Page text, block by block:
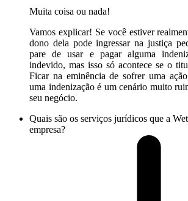
Muita coisa ou nada!
Vamos explicar! Se você estiver
dono dela pode ingressar na justiça
pare de usar e pagar alguma
indevido, mas isso só acontece se o
Ficar na eminência de sofrer uma
uma indenização é um cenário muito
seu negócio.
Quais são os serviços jurídicos que a
empresa?